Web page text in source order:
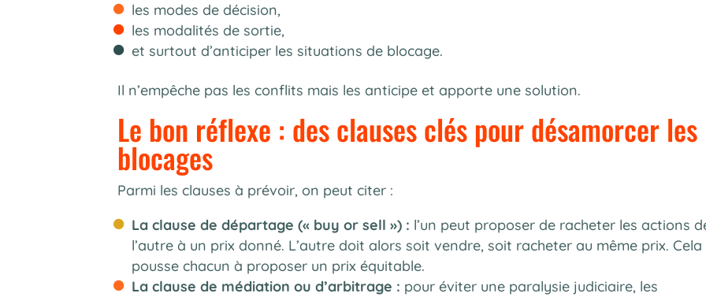
les modes de décision,
les modalités de sortie,
et surtout d’anticiper les situations de blocage.
Il n’empêche pas les conflits mais les anticipe et apporte une solution.
Le bon réflexe : des clauses clés pour désamorcer les
blocages
Parmi les clauses à prévoir, on peut citer :
La clause de départage (« buy or sell ») : l’un peut proposer de racheter les actions
l’autre à un prix donné. L’autre doit alors soit vendre, soit racheter au même prix. Cela
pousse chacun à proposer un prix équitable.
La clause de médiation ou d’arbitrage : pour éviter une paralysie judiciaire, les